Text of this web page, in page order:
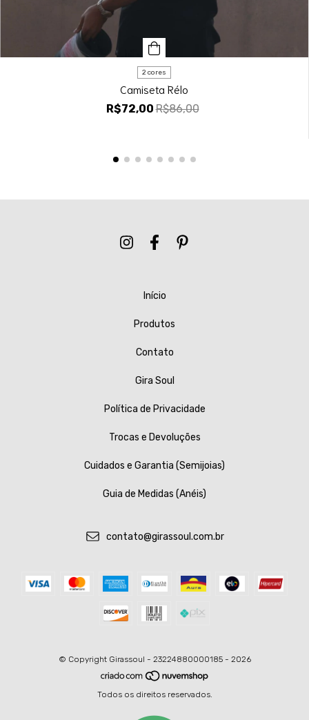
2 cores
Camiseta Rélo
R$72,00R$86,00
Início
Produtos
Contato
Gira Soul
Política de Privacidade
Trocas e Devoluções
Cuidados e Garantia (Semijoias)
Guia de Medidas (Anéis)
contato@girassoul.com.br
© Copyright Girassoul - 23224880000185 - 2026
Todos os direitos reservados.